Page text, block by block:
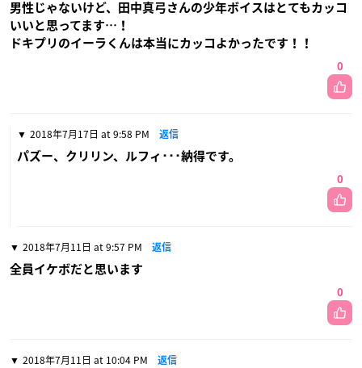
男性じゃないけど、田中真弓さんの少年ボイスはとてもカッコ
いいと思ってます…！
ドキプリのイーラくんは本当にカッコよかったです！！
0
2018年7月17日 at 9:58 PM 返信
パズー、クリリン、ルフィ･･･納得です。
0
2018年7月11日 at 9:57 PM 返信
全員イケボだと思います
0
2018年7月11日 at 10:04 PM 返信